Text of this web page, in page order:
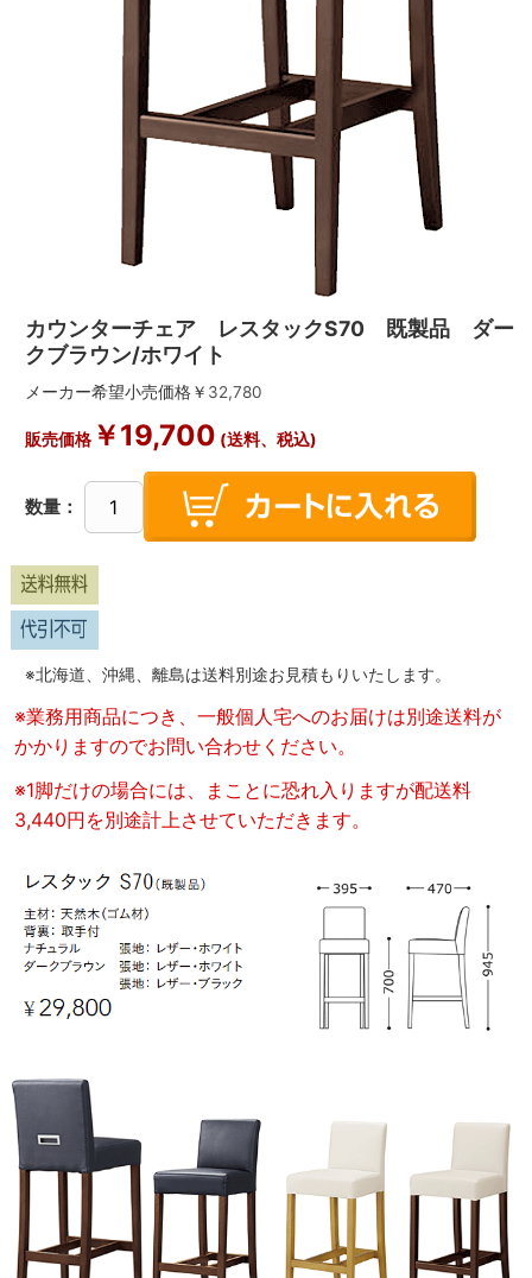
カウンターチェア レスタックS70 既製品 ダー
クブラウン/ホワイト
メーカー希望小売価格￥ 32,780
販売価格￥19,700 (送料、税込)
数量：
※北海道、沖縄、離島は送料別途お見積もりいたします。
※業務用商品につき、一般個人宅へのお届けは別途送料が
かかりますのでお問い合わせください。
※1脚だけの場合には、まことに恐れ入りますが配送料
3,440円を別途計上させていただきます。